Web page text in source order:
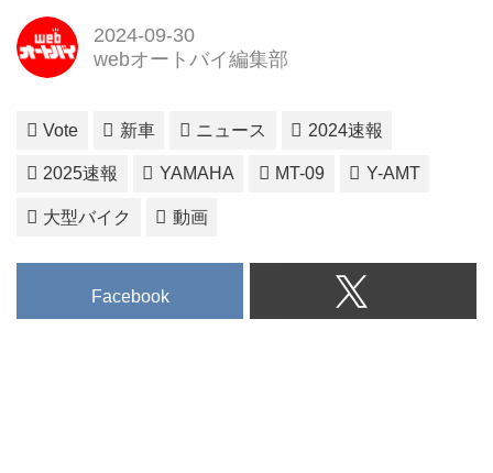
2024-09-30
webオートバイ編集部
Vote 新車 ニュース 2024速報
2025速報 YAMAHA MT-09 Y-AMT
大型バイク 動画
Facebook